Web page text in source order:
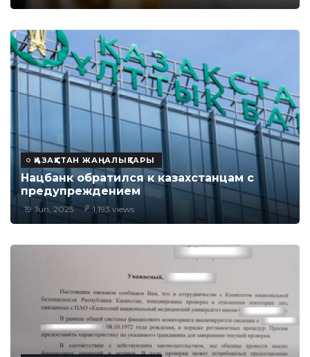
ҚАЗАҚСТАН ЖАҢАЛЫҚТАРЫ
Нацбанк обратился к казахстанцам с
предупреждением
19 Jun, 2025 1,193 views